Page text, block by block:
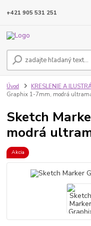
+421 905 531 251
Úvod KRESLENIE A
Graphix 1-7mm, modrá
Sketch
modrá
Akcia